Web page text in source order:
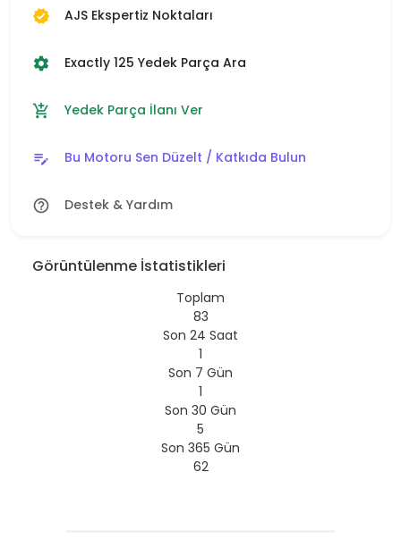
verified AJS Ekspertiz Noktaları
settings Exactly 125 Yedek Parça Ara
add_shopping_cart Yedek Parça İlanı Ver
edit_note Bu Motoru Sen Düzelt / Katkıda Bulun
help_outline Destek & Yardım
Görüntülenme İstatistikleri
Toplam
83
Son 24 Saat
1
Son 7 Gün
1
Son 30 Gün
5
Son 365 Gün
62